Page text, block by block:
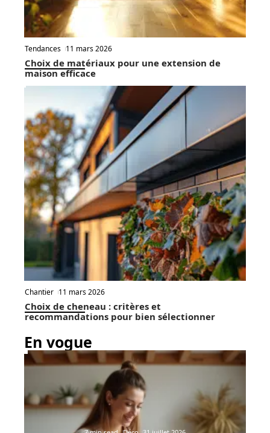
Tendances 11 mars 2026
Choix de matériaux pour une extension de
maison efficace
Chantier 11 mars 2026
Choix de cheneau : critères et
recommandations pour bien sélectionner
En vogue